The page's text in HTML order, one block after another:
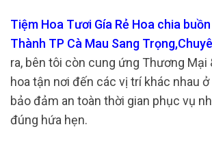
Tiệm Hoa Tươi Gía Rẻ Hoa chia
Thành TP Cà Mau Sang
ra, bên tôi còn cung ứng Thương Mại
hoa tận nơi đến các vị trí khác nhau
bảo đảm an toàn thời gian phục vụ
đúng hứa hẹn.